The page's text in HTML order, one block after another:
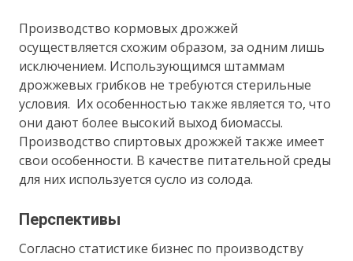
Производство кормовых дрожжей
осуществляется схожим образом, за одним лишь
исключением. Использующимся штаммам
дрожжевых грибков не требуются стерильные
условия. Их особенностью также является то, что
они дают более высокий выход биомассы.
Производство спиртовых дрожжей также имеет
свои особенности. В качестве питательной среды
для них используется сусло из солода.
Перспективы
Согласно статистике бизнес по производству